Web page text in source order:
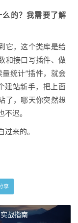
的？我需要了解
它，这个类库是给
和接口写插件、做
统计”插件，就会
建站新手，把上面
了，哪天你突然想
迟。
来的。
享
战指南